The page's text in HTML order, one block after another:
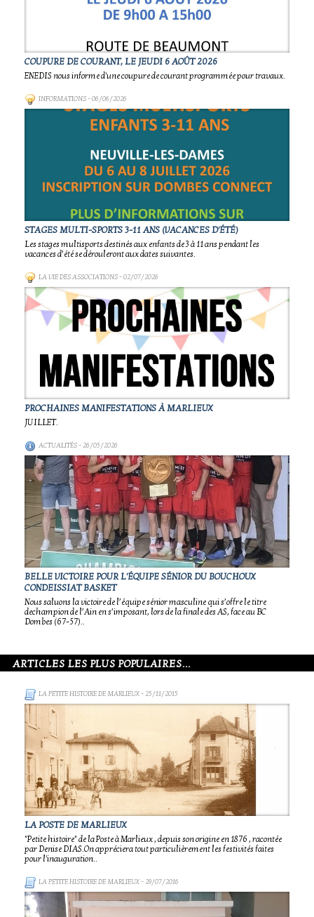
COUPURE DE COURANT, LE JEUDI 6 AOÛT 2026
ENEDIS nous informe d'une coupure de courant programmée pour travaux.
INFORMATIONS- 06/06/2026
STAGES MULTI-SPORTS 3-11 ANS (VACANCES D'ÉTÉ)
Les stages multisports destinés aux enfants de 3 à 11 ans pendant les
vacances d’été se dérouleront aux dates suivantes.
LA VIE DES ASSOCIATIONS- 02/07/2026
PROCHAINES MANIFESTATIONS À MARLIEUX
JUILLET.
ACTUALITÉS- 26/05/2026
BELLE VICTOIRE POUR L'ÉQUIPE SÉNIOR DU BOUCHOUX
CONDEISSIAT BASKET
Nous saluons la victoire de l’équipe sénior masculine qui s’offre le titre
dechampion de l’Ain en s’imposant, lors de la finale des AS, face au BC
Dombes (67-57)..
ARTICLES LES PLUS POPULAIRES...
LA PETITE HISTOIRE DE MARLIEUX- 25/11/2015
LA POSTE DE MARLIEUX
"Petite histoire" de la Poste à Marlieux , depuis son origine en 1876 , racontée
par Denise DIAS.On appréciera tout particulièrement les festivités faites
pour l'inauguration..
LA PETITE HISTOIRE DE MARLIEUX- 29/07/2016